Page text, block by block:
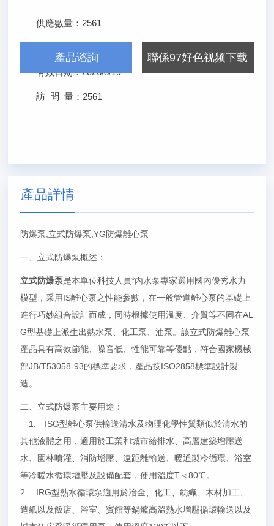
供應數量： 2561
有效日期：2026/8/19
訪 問 量： 2561
產品谘詢 聯係97好色视频下载
產品詳情
防爆泵,立式防爆泵,YG防爆離心泵
一、立式防爆泵概述：
立式防爆泵是本單位科技人員*內水泵專家選用國內優秀水力
模型，采用IS離心泵之性能參數，在一般管道離心泵的基礎上
進行巧妙組合設計而成，同時根據使用溫度、介質等不同在AL
G型基礎上派生出熱水泵、化工泵、油泵。該立式防爆離心泵
產品具有高效節能、噪音低、性能可靠等優點，符合國家機械
部JB/T53058-93的標準要求，產品按ISO2858標準設計製
造。
二、立式防爆泵主要用途：
1. ISG型離心泵供輸送清水及物理化學性質類似於清水的
其他液體之用，適用於工業和城市給排水、高層建築增壓送
水、園林噴灌、消防增壓、遠距離輸送、暖通製冷循環、浴室
等冷暖水循環增壓及設備配套，使用溫度T＜80℃。
2. IRG型熱水循環泵適用於冶金、化工、紡織、木材加工、
造紙以及飯店、浴室、賓館等鍋爐高溫熱水增壓循環輸送以及